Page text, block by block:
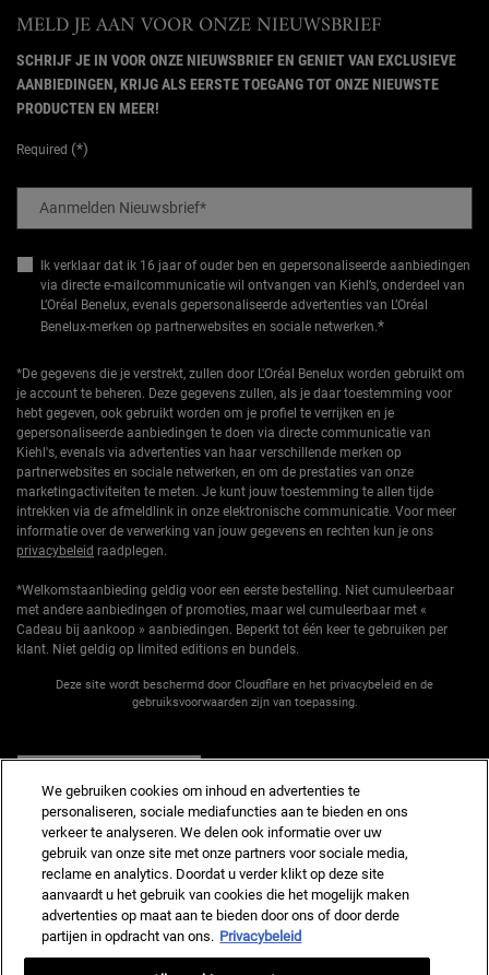
MELD JE AAN VOOR ONZE NIEUWSBRIEF
SCHRIJF JE IN VOOR ONZE NIEUWSBRIEF EN GENIET VAN EXCLUSIEVE
AANBIEDINGEN, KRIJG ALS EERSTE TOEGANG TOT ONZE NIEUWSTE
PRODUCTEN EN MEER!
Required (*)
Aanmelden Nieuwsbrief*
Ik verklaar dat ik 16 jaar of ouder ben en gepersonaliseerde aanbiedingen
via directe e-mailcommunicatie wil ontvangen van Kiehl’s, onderdeel van
L’Oréal Benelux, evenals gepersonaliseerde advertenties van L’Oréal
Benelux-merken op partnerwebsites en sociale netwerken.*
*De gegevens die je verstrekt, zullen door L'Oréal Benelux worden gebruikt om
je account te beheren. Deze gegevens zullen, als je daar toestemming voor
hebt gegeven, ook gebruikt worden om je profiel te verrijken en je
gepersonaliseerde aanbiedingen te doen via directe communicatie van
Kiehl's, evenals via advertenties van haar verschillende merken op
partnerwebsites en sociale netwerken, en om de prestaties van onze
marketingactiviteiten te meten. Je kunt jouw toestemming te allen tijde
intrekken via de afmeldlink in onze elektronische communicatie. Voor meer
informatie over de verwerking van jouw gegevens en rechten kun je ons
privacybeleid raadplegen.
*Welkomstaanbieding geldig voor een eerste bestelling. Niet cumuleerbaar
met andere aanbiedingen of promoties, maar wel cumuleerbaar met «
Cadeau bij aankoop » aanbiedingen. Beperkt tot één keer te gebruiken per
klant. Niet geldig op limited editions en bundels.
Deze site wordt beschermd door Cloudflare en het privacybeleid en de
gebruiksvoorwaarden zijn van toepassing.
Fabrikantinformatie
KIEHL'S
14, rue Royale - 75008 Paris France
kiehls@nl.oaccare.com
We gebruiken cookies om inhoud en advertenties te
personaliseren, sociale mediafuncties aan te bieden en ons
verkeer te analyseren. We delen ook informatie over uw
gebruik van onze site met onze partners voor sociale media,
reclame en analytics. Doordat u verder klikt op deze site
aanvaardt u het gebruik van cookies die het mogelijk maken
advertenties op maat aan te bieden door ons of door derde
partijen in opdracht van ons. Privacybeleid